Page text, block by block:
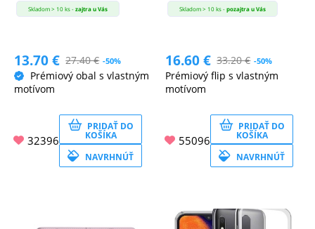
ZDRAVIE
MATKA
A
Skladom > 10 ks -zajtra u Vás
13.70€ 27.40€ -50%
Prémiový obal s vlastným
motívom
32396
PRIDAŤ DO
KOŠÍKA
NAVRHNÚŤ
Skladom > 10 ks -pozajtra u Vás
16.60€ 33.20€ -50%
Prémiový flip s vlastným
motívom
55096
PRIDAŤ DO
KOŠÍKA
NAVRHNÚŤ